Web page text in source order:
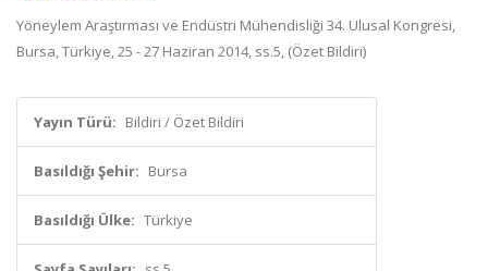
Yöneylem Araştırması ve Endüstri Mühendisliği 34. Ulusal Kongresi,
Bursa, Türkiye, 25 - 27 Haziran 2014, ss.5, (Özet Bildiri)
Yayın Türü: Bildiri / Özet Bildiri
Basıldığı Şehir: Bursa
Basıldığı Ülke: Türkiye